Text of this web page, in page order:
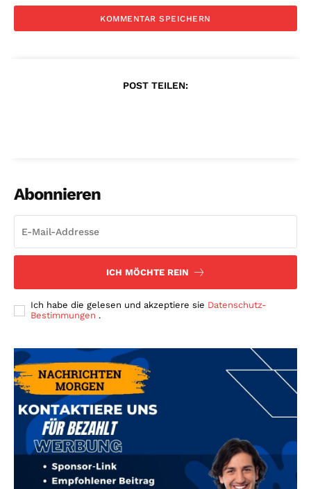
POST TEILEN:
Abonnieren
ICH MÖCHTE REIN
Ich habe die gelesen und akzeptiere sie Datenschutz-
Bestimmungen .